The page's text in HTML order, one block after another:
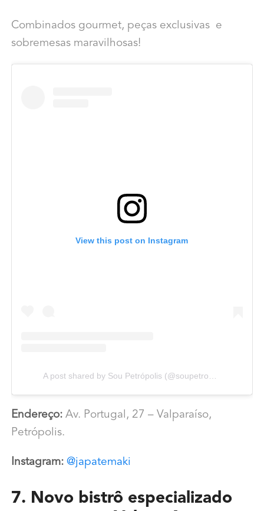
Combinados gourmet, peças exclusivas e
sobremesas maravilhosas!
View this post on Instagram
Endereço: Av. Portugal, 27 – Valparaíso,
Petrópolis.
Instagram: @japatemaki
7. Novo bistrô especializado